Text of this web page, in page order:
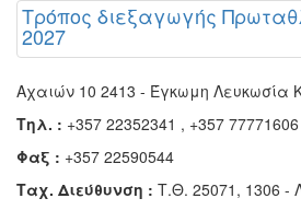
Τρόπος διεξαγωγής
2027
Αχαιών 10 2413 - Έγκωμη Λευκωσία
Τηλ. : +357 22352341 , +357 77771606
Φαξ : +357 22590544
Ταχ. Διεύθυνση : Τ.Θ. 25071, 1306 -